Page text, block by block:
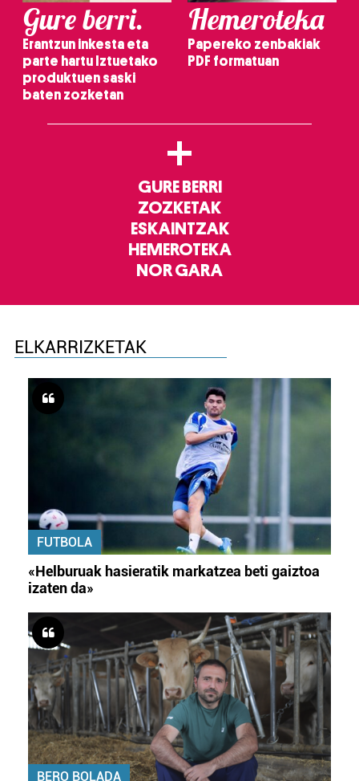
Gure berri.
Erantzun inkesta eta
parte hartu Iztuetako
produktuen saski
baten zozketan
Hemeroteka
Papereko zenbakiak
PDF formatuan
+
GURE BERRI
ZOZKETAK
ESKAINTZAK
HEMEROTEKA
NOR GARA
ELKARRIZKETAK
FUTBOLA
«Helburuak hasieratik markatzea beti gaiztoa
izaten da»
BERO BOLADA